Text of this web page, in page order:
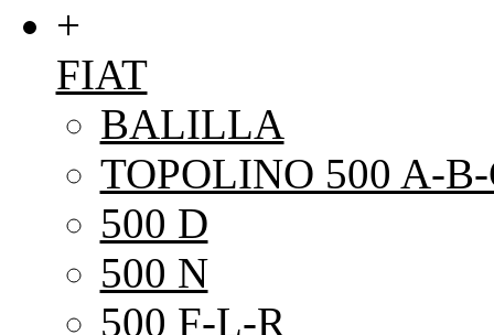
+
FIAT
BALILLA
TOPOLINO 500 A-
500 D
500 N
500 F-L-R